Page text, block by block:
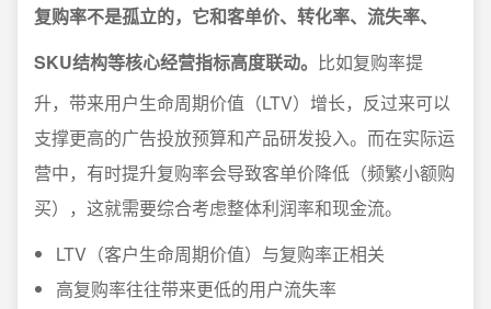
复购率不是孤立的，它和客单价、转化率、流失率、
SKU结构等核心经营指标高度联动。 比如复购率提
升，带来用户生命周期价值（LTV）增长，反过来可以
支撑更高的广告投放预算和产品研发投入。而在实际运
营中，有时提升复购率会导致客单价降低（频繁小额购
买），这就需要综合考虑整体利润率和现金流。
LTV（客户生命周期价值）与复购率正相关
高复购率往往带来更低的用户流失率